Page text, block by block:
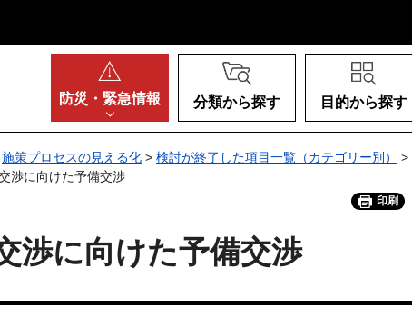
防災・ 緊急情報 分類から探す 目的から探す
施策プロセスの見える化 > 検討が終了した項目一覧（カテゴリー別） >
渉に向けた予備交渉
印刷
渉に向けた予備交渉